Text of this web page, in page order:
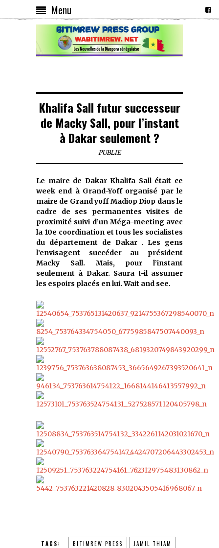
Menu
Khalifa Sall futur successeur
de Macky Sall, pour l’instant
à Dakar seulement ?
PUBLIE
Le maire de Dakar Khalifa Sall était ce
week end à Grand-Yoff organisé par le
maire de Grand yoff Madiop Diop dans le
cadre de ses permanentes visites de
proximité suivi d’un Méga-meeting avec
la 10e coordination et tous les socialistes
du département de Dakar . Les gens
l’envisagent succéder au président
Macky Sall. Mais, pour l’instant
seulement à Dakar. Saura t-il assumer
les espoirs placés en lui. Wait and see.
TAGS: BITIMREW PRESS JAMIL THIAM